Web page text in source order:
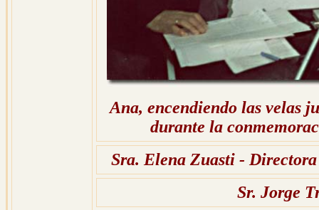
Ana, encendiendo las velas
durante la
Sra. Elena Zuasti -
Sr. Jorge